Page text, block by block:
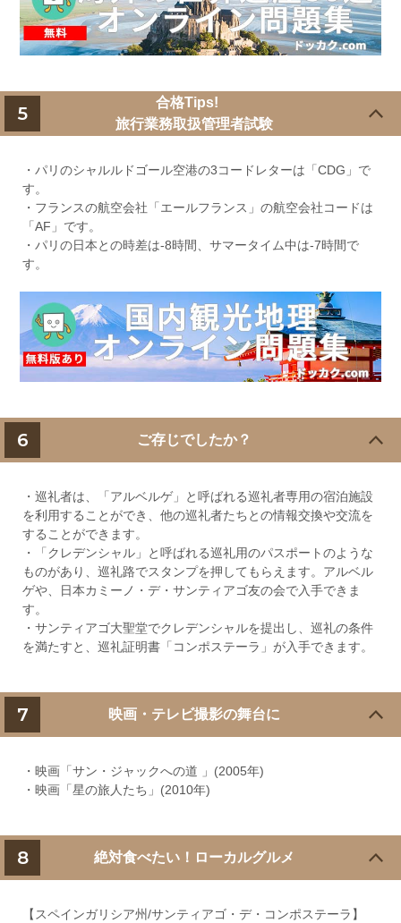
5
合格Tips!
旅行業務取扱管理者試験
・パリのシャルルドゴール空港の3コードレターは「CDG」で
す。
・フランスの航空会社「エールフランス」の航空会社コードは
「AF」です。
・パリの日本との時差は-8時間、サマータイム中は-7時間で
す。
6 ご存じでしたか？
・巡礼者は、「アルベルゲ」と呼ばれる巡礼者専用の宿泊施設
を利用することができ、他の巡礼者たちとの情報交換や交流を
することができます。
・「クレデンシャル」と呼ばれる巡礼用のパスポートのような
ものがあり、巡礼路でスタンプを押してもらえます。アルベル
ゲや、日本カミーノ・デ・サンティアゴ友の会で入手できま
す。
・サンティアゴ大聖堂でクレデンシャルを提出し、巡礼の条件
を満たすと、巡礼証明書「コンポステーラ」が入手できます。
7 映画・テレビ撮影の舞台に
・映画「サン・ジャックへの道 」(2005年)
・映画「星の旅人たち」(2010年)
8 絶対食べたい！ローカルグルメ
【スペインガリシア州/サンティアゴ・デ・コンポステーラ】